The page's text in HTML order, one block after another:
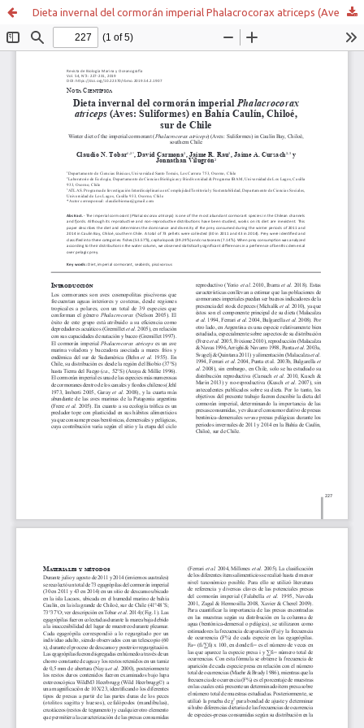
Dieta invernal del cormorán imperial Phalacrocorax atriceps (Aves: Suliformes) en Bahía Caulín, Chiloé, sur de Chile